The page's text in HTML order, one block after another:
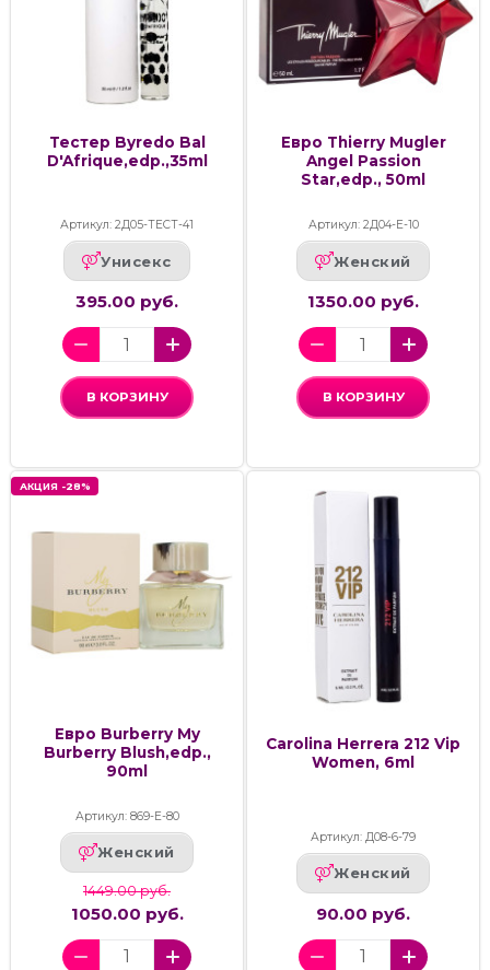
Тестер Byredo Bal
D'Afrique,edp.,35ml
Артикул: 2Д05-ТЕСТ-41
Унисекс
395.00 руб.
В КОРЗИНУ
Евро Thierry Mugler
Angel Passion
Star,edp., 50ml
Артикул: 2Д04-Е-10
Женский
1350.00 руб.
В КОРЗИНУ
АКЦИЯ -28%
Евро Burberry My
Burberry Blush,edp.,
90ml
Артикул: 869-Е-80
Женский
1449.00 руб.
1050.00 руб.
Carolina Herrera 212 Vip
Women, 6ml
Артикул: Д08-6-79
Женский
90.00 руб.